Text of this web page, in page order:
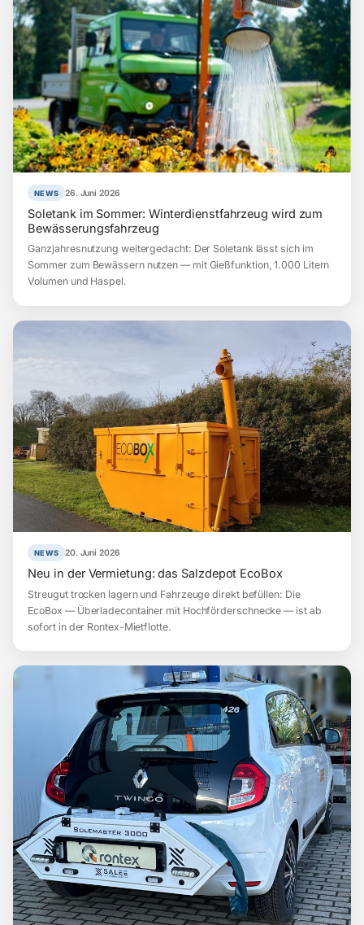
NEWS 26. Juni 2026
Soletank im Sommer: Winterdienstfahrzeug wird zum
Bewässerungsfahrzeug
Ganzjahresnutzung weitergedacht: Der Soletank lässt sich im
Sommer zum Bewässern nutzen — mit Gießfunktion, 1.000 Litern
Volumen und Haspel.
NEWS 20. Juni 2026
Neu in der Vermietung: das Salzdepot EcoBox
Streugut trocken lagern und Fahrzeuge direkt befüllen: Die
EcoBox — Überladecontainer mit Hochförderschnecke — ist ab
sofort in der Rontex-Mietflotte.